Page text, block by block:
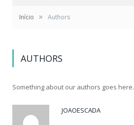
Início » Authors
AUTHORS
Something about our authors goes here.
JOAOESCADA